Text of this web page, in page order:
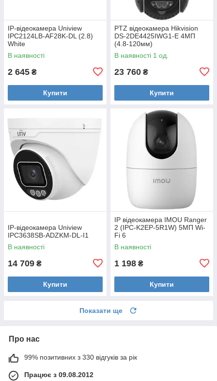
IP-відеокамера Uniview
IPC2124LB-AF28K-DL (2.8)
White
В наявності
2 645 ₴
Купити
PTZ відеокамера Hikvision
DS-2DE4425IWG1-E 4МП
(4.8-120мм)
В наявності 1 од.
23 760 ₴
Купити
IP-відеокамера Uniview
IPC3638SB-ADZKM-DL-I1
В наявності
14 709 ₴
Купити
IP відеокамера IMOU Ranger
2 (IPC-K2EP-5R1W) 5МП Wi-
Fi 6
В наявності
1 198 ₴
Купити
Показати ще
Про нас
99% позитивних з 330 відгуків за рік
Працює з 09.08.2012